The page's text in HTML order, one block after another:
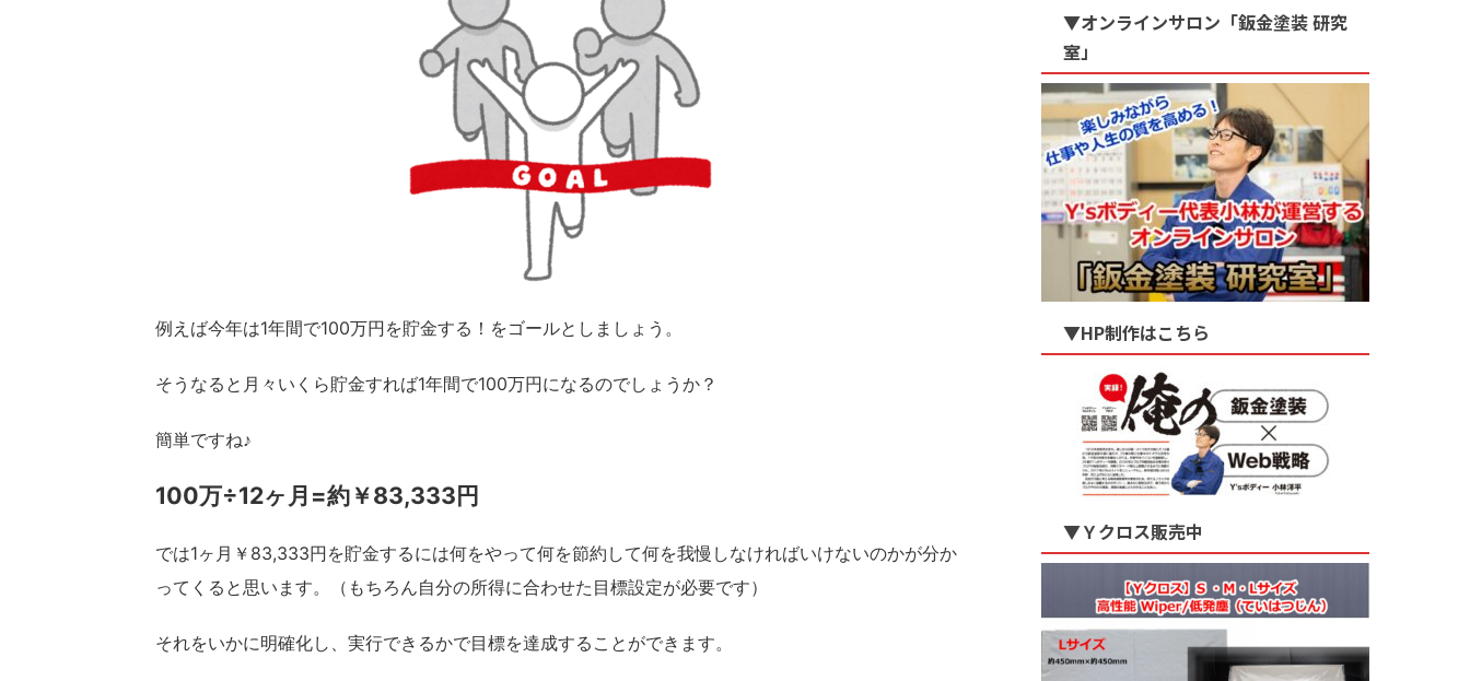
例えば今年は1年間で100万円を貯金する！をゴールとしましょう。
そうなると月々いくら貯金すれば1年間で100万円になるのでしょうか？
簡単ですね♪
100万÷12ヶ月=約￥83,333円
では1ヶ月￥83,333円を貯金するには何をやって何を節約して何を我慢しなければいけないのかが分か
ってくると思います。（もちろん自分の所得に合わせた目標設定が必要です）
それをいかに明確化し、実行できるかで目標を達成することができます。
▼オンラインサロン「鈑金塗装 研究
室」
▼HP制作はこちら
▼Ｙクロス販売中